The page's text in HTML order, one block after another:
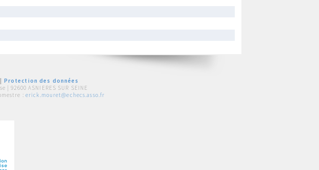
Protection des données
| 92600 ASNIERES SUR SEINE
: erick.mouret@echecs.asso.fr